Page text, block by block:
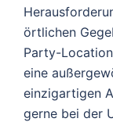
örtlichen
Party-
eine
einzigartigen
gerne bei der